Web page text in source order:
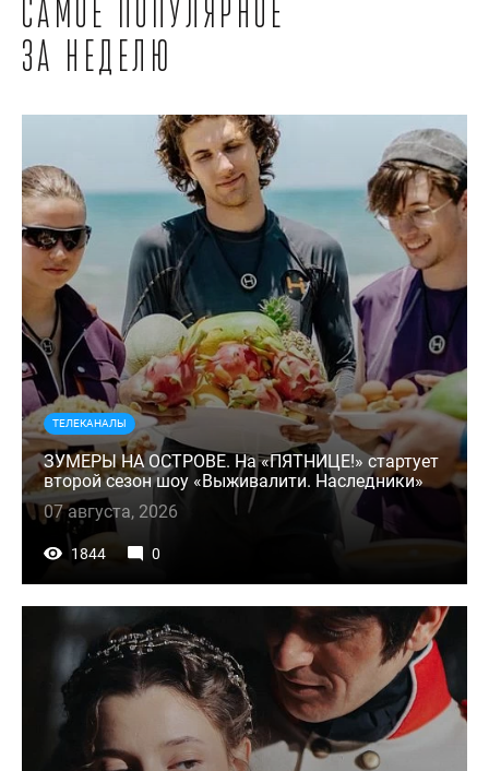
Самое популярное
за неделю
ТЕЛЕКАНАЛЫ
ЗУМЕРЫ НА ОСТРОВЕ. На «ПЯТНИЦЕ!» стартует
второй сезон шоу «Выживалити. Наследники»
07 августа, 2026
1844 0